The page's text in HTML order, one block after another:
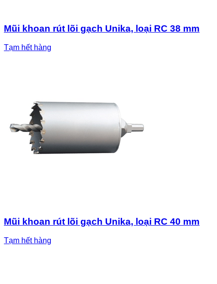
Mũi khoan rút lõi gạch Unika, loại RC 38 mm
Tạm hết hàng
Mũi khoan rút lõi gạch Unika, loại RC 40 mm
Tạm hết hàng